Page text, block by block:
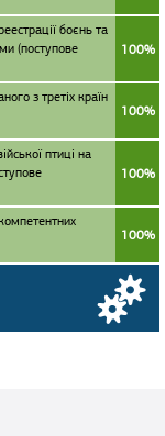
боєнь та
(поступове
100%
з третіх країн
100%
птиці на
100%
100%